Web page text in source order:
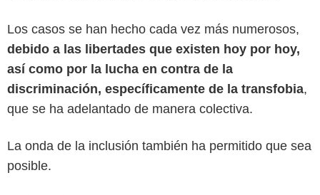
Los casos se han hecho cada vez más numerosos,
debido a las libertades que existen hoy por hoy,
así como por la lucha en contra de la
discriminación, específicamente de la transfobia,
que se ha adelantado de manera colectiva.
La onda de la inclusión también ha permitido que sea
posible.